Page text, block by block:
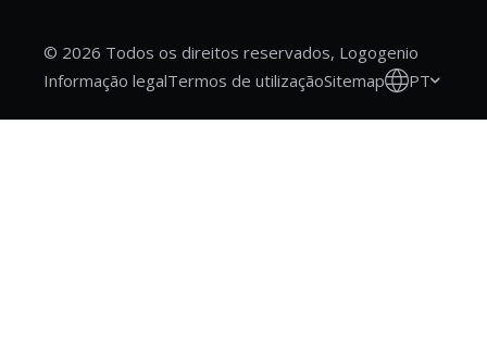
© 2026 Todos os direitos reservados, Logogenio
Informação legalTermos de utilizaçãoSitemap PT